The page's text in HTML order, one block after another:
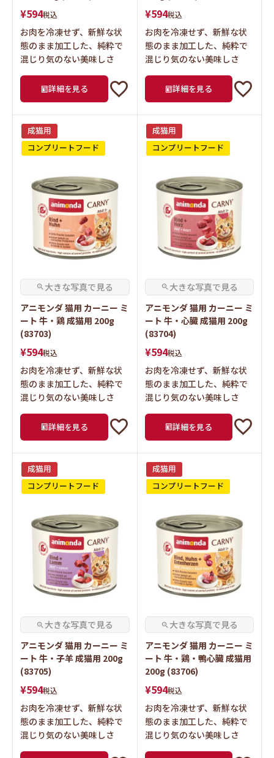
¥594税込
お肉を冷凍せず、新鮮な状
態のまま加工した、純粋で
混じり気のない美味しさ
詳細を見る
¥594税込
お肉を冷凍せず、新鮮な状
態のまま加工した、純粋で
混じり気のない美味しさ
詳細を見る
成猫用
コンプリートフード
アニモンダ 猫用 カーニー ミ
ート 牛・鶏 成猫用 200g
(83703)
¥594税込
お肉を冷凍せず、新鮮な状
態のまま加工した、純粋で
混じり気のない美味しさ
詳細を見る
成猫用
コンプリートフード
アニモンダ 猫用 カーニー ミ
ート 牛・心臓 成猫用 200g
(83704)
¥594税込
お肉を冷凍せず、新鮮な状
態のまま加工した、純粋で
混じり気のない美味しさ
詳細を見る
成猫用
コンプリートフード
アニモンダ 猫用 カーニー ミ
ート 牛・子羊 成猫用 200g
(83705)
¥594税込
お肉を冷凍せず、新鮮な状
態のまま加工した、純粋で
混じり気のない美味しさ
成猫用
コンプリートフード
アニモンダ 猫用 カーニー ミ
ート 牛・鶏・鴨心臓 成猫用
200g (83706)
¥594税込
お肉を冷凍せず、新鮮な状
態のまま加工した、純粋で
混じり気のない美味しさ